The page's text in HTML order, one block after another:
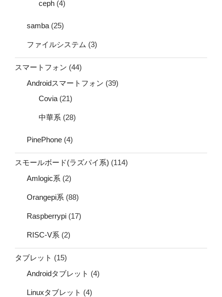
ceph (4)
samba (25)
ファイルシステム (3)
スマートフォン (44)
Androidスマートフォン (39)
Covia (21)
中華系 (28)
PinePhone (4)
スモールボード(ラズパイ系) (114)
Amlogic系 (2)
Orangepi系 (88)
Raspberrypi (17)
RISC-V系 (2)
タブレット (15)
Androidタブレット (4)
Linuxタブレット (4)